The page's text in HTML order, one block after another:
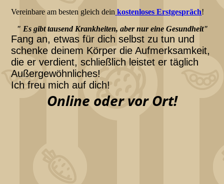
Vereinbare am besten gleich dein kostenloses Erstgespräch!
" Es gibt tausend Krankheiten, aber nur eine Gesundheit"
Fang an, etwas für dich selbst zu tun und
schenke deinem Körper die Aufmerksamkeit,
die er verdient, schließlich leistet er täglich
Außergewöhnliches!
Ich freu mich auf dich!
Online oder vor Ort!